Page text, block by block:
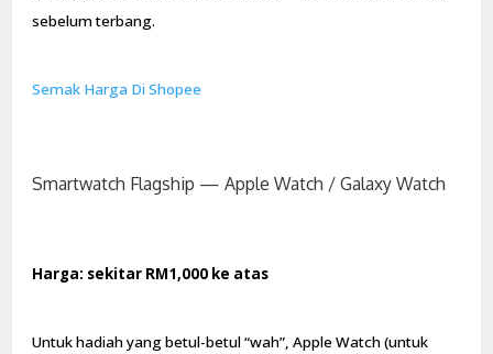
sebelum terbang.
Semak Harga Di Shopee
Smartwatch Flagship — Apple Watch / Galaxy Watch
Harga: sekitar RM1,000 ke atas
Untuk hadiah yang betul-betul “wah”, Apple Watch (untuk